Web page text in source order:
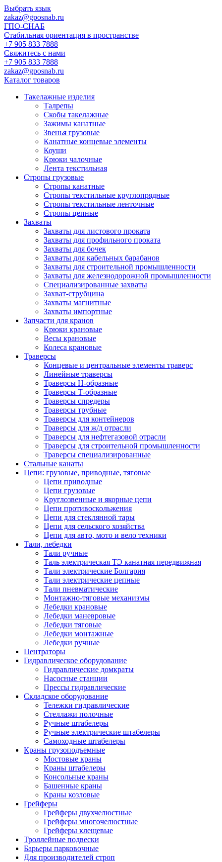
Выбрать язык
zakaz@gposnab.ru
ГПО-СНАБ
Стабильная ориентация в пространстве
+7 905 833 7888
Свяжитесь с нами
+7 905 833 7888
zakaz@gposnab.ru
Каталог товаров
Такелажные изделия
Талрепы
Скобы такелажные
Зажимы канатные
Звенья грузовые
Канатные концевые элементы
Коуши
Крюки чалочные
Лента текстильная
Стропы грузовые
Стропы канатные
Стропы текстильные круглопрядные
Стропы текстильные ленточные
Стропы цепные
Захваты
Захваты для листового проката
Захваты для профильного проката
Захваты для бочек
Захваты для кабельных барабанов
Захваты для строительной промышленности
Захваты для железнодорожной промышленности
Специализированные захваты
Захват-струбцина
Захваты магнитные
Захваты импортные
Запчасти для кранов
Крюки крановые
Весы крановые
Колеса крановые
Траверсы
Концевые и центральные элементы траверс
Линейные траверсы
Траверсы Н-образные
Траверсы Т-образные
Траверсы спредеры
Траверсы трубные
Траверсы для контейнеров
Траверсы для ж/д отрасли
Траверсы для нефтегазовой отрасли
Траверсы для строительной промышленности
Траверсы специализированные
Стальные канаты
Цепи: грузовые, приводные, тяговые
Цепи приводные
Цепи грузовые
Круглозвенные и якорные цепи
Цепи противоскольжения
Цепи для стеклянной тары
Цепи для сельского хозяйства
Цепи для авто, мото и вело техники
Тали, лебедки
Тали ручные
Таль электрическая ТЭ канатная передвижная
Тали электрические Болгария
Тали электрические цепные
Тали пневматические
Монтажно-тяговые механизмы
Лебедки крановые
Лебедки маневровые
Лебедки тяговые
Лебедки монтажные
Лебедки ручные
Центраторы
Гидравлическое оборудование
Гидравлические домкраты
Насосные станции
Прессы гидравлические
Складское оборудование
Тележки гидравлические
Cтеллажи полочные
Ручные штабелеры
Ручные электрические штабелеры
Самоходные штабелеры
Краны грузоподъемные
Мостовые краны
Краны штабелеры
Консольные краны
Башенные краны
Краны козловые
Грейферы
Грейферы двухчелюстные
Грейферы многочелюстные
Грейферы клещевые
Троллейные подвески
Барьеры парковочные
Для производителей строп